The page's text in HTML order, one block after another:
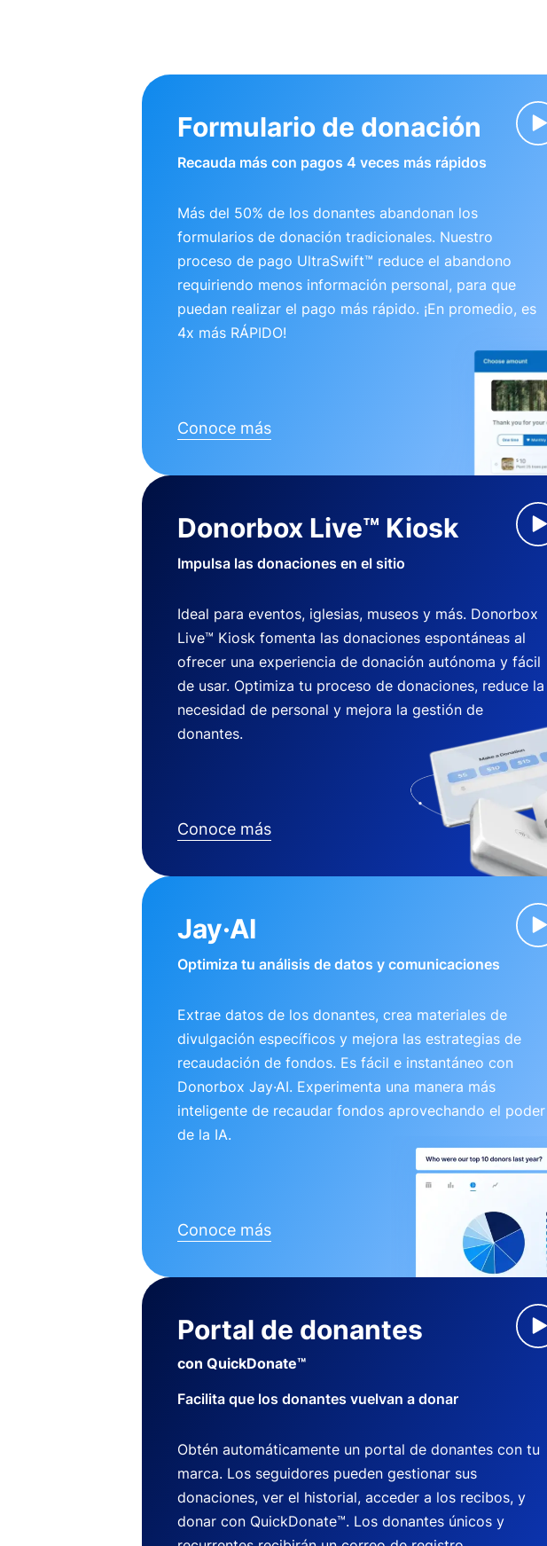
Formulario de donación
Recauda más con pagos 4 veces más rápidos
Más del 50% de los donantes abandonan los
formularios de donación tradicionales. Nuestro
proceso de pago UltraSwift™ reduce el abandono
requiriendo menos información personal, para que
puedan realizar el pago más rápido. ¡En promedio, es
4x más RÁPIDO!
Conoce más
Donorbox Live™ Kiosk
Impulsa las donaciones en el sitio
Ideal para eventos, iglesias, museos y más. Donorbox
Live™ Kiosk fomenta las donaciones espontáneas al
ofrecer una experiencia de donación autónoma y fácil
de usar. Optimiza tu proceso de donaciones, reduce la
necesidad de personal y mejora la gestión de
donantes.
Conoce más
Jay·AI
Optimiza tu análisis de datos y comunicaciones
Extrae datos de los donantes, crea materiales de
divulgación específicos y mejora las estrategias de
recaudación de fondos. Es fácil e instantáneo con
Donorbox Jay·AI. Experimenta una manera más
inteligente de recaudar fondos aprovechando el poder
de la IA.
Conoce más
Portal de donantes
con QuickDonate™
Facilita que los donantes vuelvan a donar
Obtén automáticamente un portal de donantes con tu
marca. Los seguidores pueden gestionar sus
donaciones, ver el historial, acceder a los recibos, y
donar con QuickDonate™. Los donantes únicos y